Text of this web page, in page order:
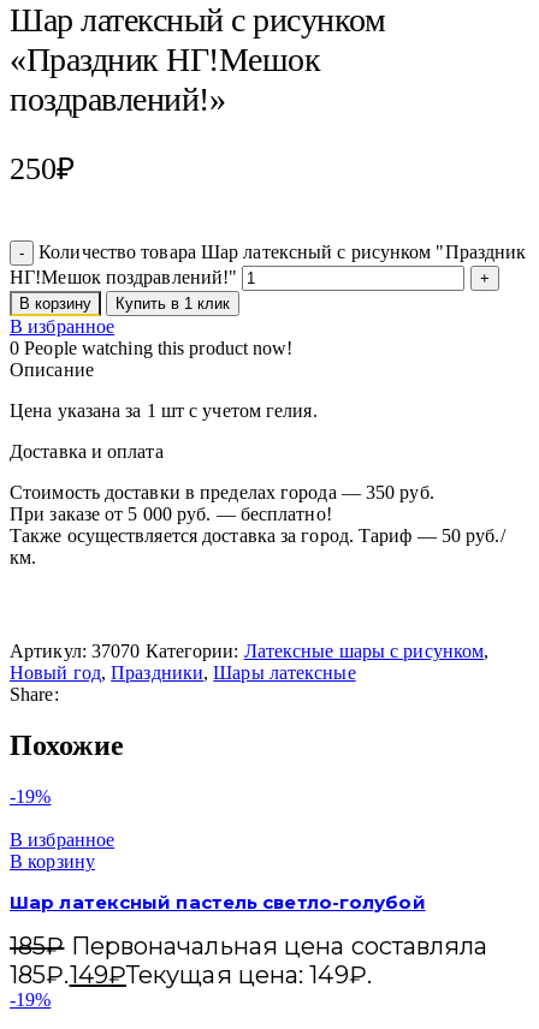
Шар латексный с рисунком
«Праздник НГ!Мешок
поздравлений!»
250₽
Количество товара Шар латексный с рисунком "Праздник
НГ!Мешок поздравлений!"
В корзину Купить в 1 клик
В избранное
0 People watching this product now!
Описание
Цена указана за 1 шт с учетом гелия.
Доставка и оплата
Стоимость доставки в пределах города — 350 руб.
При заказе от 5 000 руб. — бесплатно!
Также осуществляется доставка за город. Тариф — 50 руб./
км.
Артикул: 37070 Категории: Латексные шары с рисунком,
Новый год, Праздники, Шары латексные
Share:
Похожие
-19%
В избранное
В корзину
Шар латексный пастель светло-голубой
185₽ Первоначальная цена составляла
185₽.149₽Текущая цена: 149₽.
-19%